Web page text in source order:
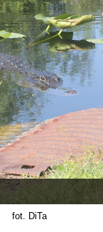
fot. DiTa